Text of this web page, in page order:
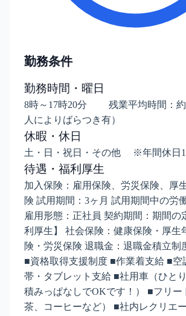
勤務条件
勤務時間・曜日
8時～17時20分 残業平均時間：約
人によりばらつき有）
休暇・休日
土・日・祝日・その他 ※年間休日
待遇・福利厚生
加入保険：雇用保険、労災保険、厚
険 試用期間：3ヶ月 試用期間中の労
雇用形態：正社員 契約期間：期間の
利厚生】 社会保険：健康保険・厚生
険・労災保険 退職金：退職金積立制
■資格取得支援制度 ■作業着支給 ■空
帯・タブレット支給 ■社用車（ひと
積みっぱなしでOKです！） ■フリー
茶、コーヒーなど） ■社内レクリエ